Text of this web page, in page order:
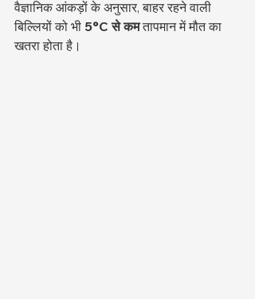
वैज्ञानिक आंकड़ों के अनुसार, बाहर रहने वाली
बिल्लियों को भी 5°C से कम तापमान में मौत का
खतरा होता है।